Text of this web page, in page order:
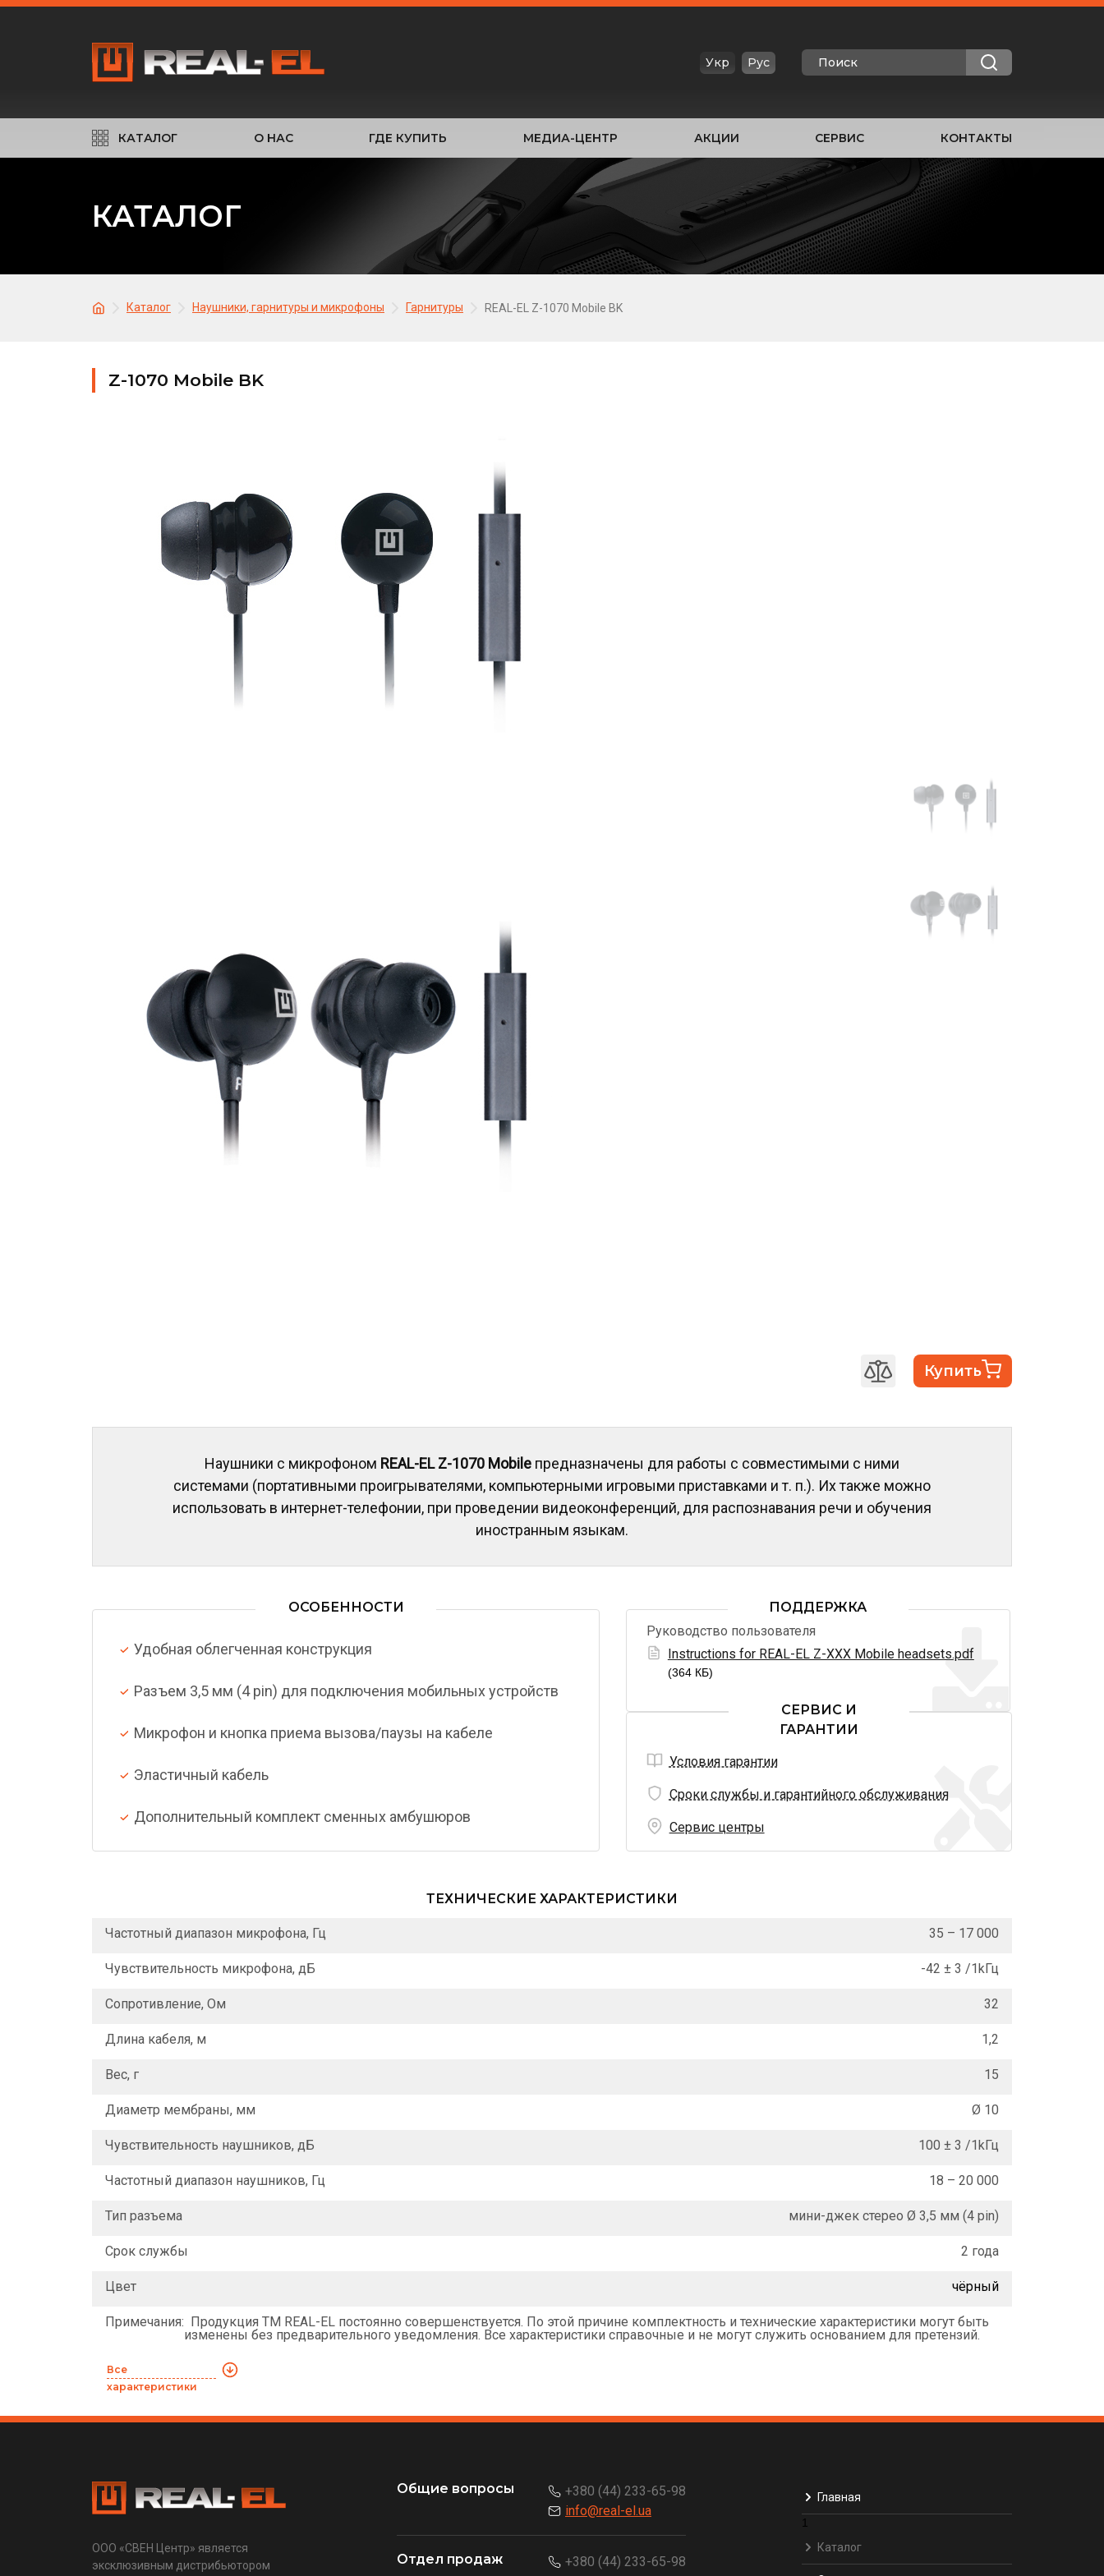
Укр Рус
КАТАЛОГ О НАС ГДЕ КУПИТЬ МЕДИА-ЦЕНТР АКЦИИ СЕРВИС КОНТАКТЫ
КАТАЛОГ
Каталог Наушники, гарнитуры и микрофоны Гарнитуры REAL-EL Z-1070 Mobile BK
Z-1070 Mobile BK
Купить
Наушники с микрофоном REAL-EL Z-1070 Mobile предназначены для работы с совместимыми с ними
системами (портативными проигрывателями, компьютерными игровыми приставками и т. п.). Их также можно
использовать в интернет-телефонии, при проведении видеоконференций, для распознавания речи и обучения
иностранным языкам.
ОСОБЕННОСТИ
Удобная облегченная конструкция
Разъем 3,5 мм (4 pin) для подключения мобильных устройств
Микрофон и кнопка приема вызова/паузы на кабеле
Эластичный кабель
Дополнительный комплект сменных амбушюров
ПОДДЕРЖКА
Руководство пользователя
Instructions for REAL-EL Z-XXX Mobile headsets.pdf
(364 КБ)
СЕРВИС И
ГАРАНТИИ
Условия гарантии
Сроки службы и гарантийного обслуживания
Сервис центры
ТЕХНИЧЕСКИЕ ХАРАКТЕРИСТИКИ
Частотный диапазон микрофона, Гц 35 – 17 000
Чувствительность микрофона, дБ -42 ± 3 /1kГц
Сопротивление, Ом 32
Длина кабеля, м 1,2
Вес, г 15
Диаметр мембраны, мм Ø 10
Чувствительность наушников, дБ 100 ± 3 /1kГц
Частотный диапазон наушников, Гц 18 – 20 000
Тип разъема мини-джек стерео Ø 3,5 мм (4 pin)
Срок службы 2 года
Цвет чёрный
Примечания: Продукция ТМ REAL-EL постоянно совершенствуется. По этой причине комплектность и технические характеристики могут быть
изменены без предварительного уведомления. Все характеристики справочные и не могут служить основанием для претензий.
Все
характеристики
ООО «СВЕН Центр» является
эксклюзивным дистрибьютором
Общие вопросы
+380 (44) 233-65-98
info@real-el.ua
Отдел продаж
+380 (44) 233-65-98
Главная
1
Каталог